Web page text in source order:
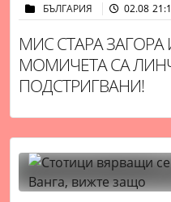
БЪЛГАРИЯ 02.08
МИС СТАРА ЗАГОРА
МОМИЧЕТА СА
ПОДСТРИГВАНИ!